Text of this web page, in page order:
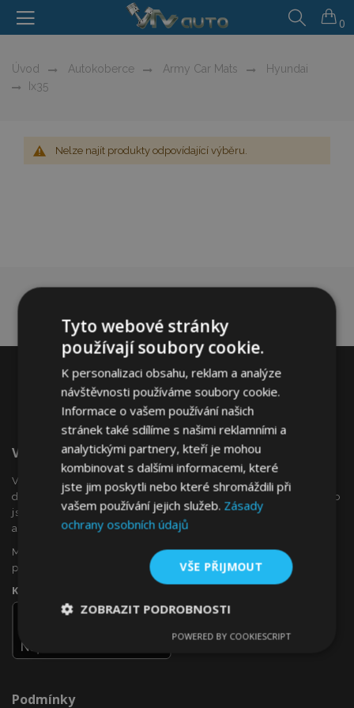
0
Úvod Autokoberce Army Car Mats
Hyundai
Ix35
Nelze najít produkty odpovídající výběru.
Vítejte Na VTVauto.cz
VTVauto je maloobchodním prodejcem a velkoobchodním
dodavatelem autopříslušenství a autodoplňků v Evropě, jako
jsou např .: ozdobné kryty kol (poklice), okenní deflektory,
autopotahy, autorohože, chromové kryty a rámy, ...
Máte zájem o dropshipping, nebo se chcete stát naším
partnerem?
Kontaktujte nás ještě dnes!
Podmínky
Tyto webové stránky
používají soubory cookie.
K personalizaci obsahu, reklam a analýze
návštěvnosti používáme soubory cookie.
Informace o vašem používání našich
stránek také sdílíme s našimi reklamními a
analytickými partnery, kteří je mohou
kombinovat s dalšími informacemi, které
jste jim poskytli nebo které shromáždili při
vašem používání jejich služeb. Zásady
ochrany osobních údajů
VŠE PŘIJMOUT
ZOBRAZIT PODROBNOSTI
nutné
Výkonové
soubory
Soubory
POWERED BY COOKIESCRIPT